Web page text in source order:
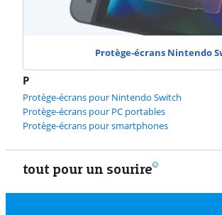
Protège-écrans Nintendo
P
Protège-écrans pour Nintendo Switch
Protège-écrans pour PC portables
Protège-écrans pour smartphones
tout pour un sourire